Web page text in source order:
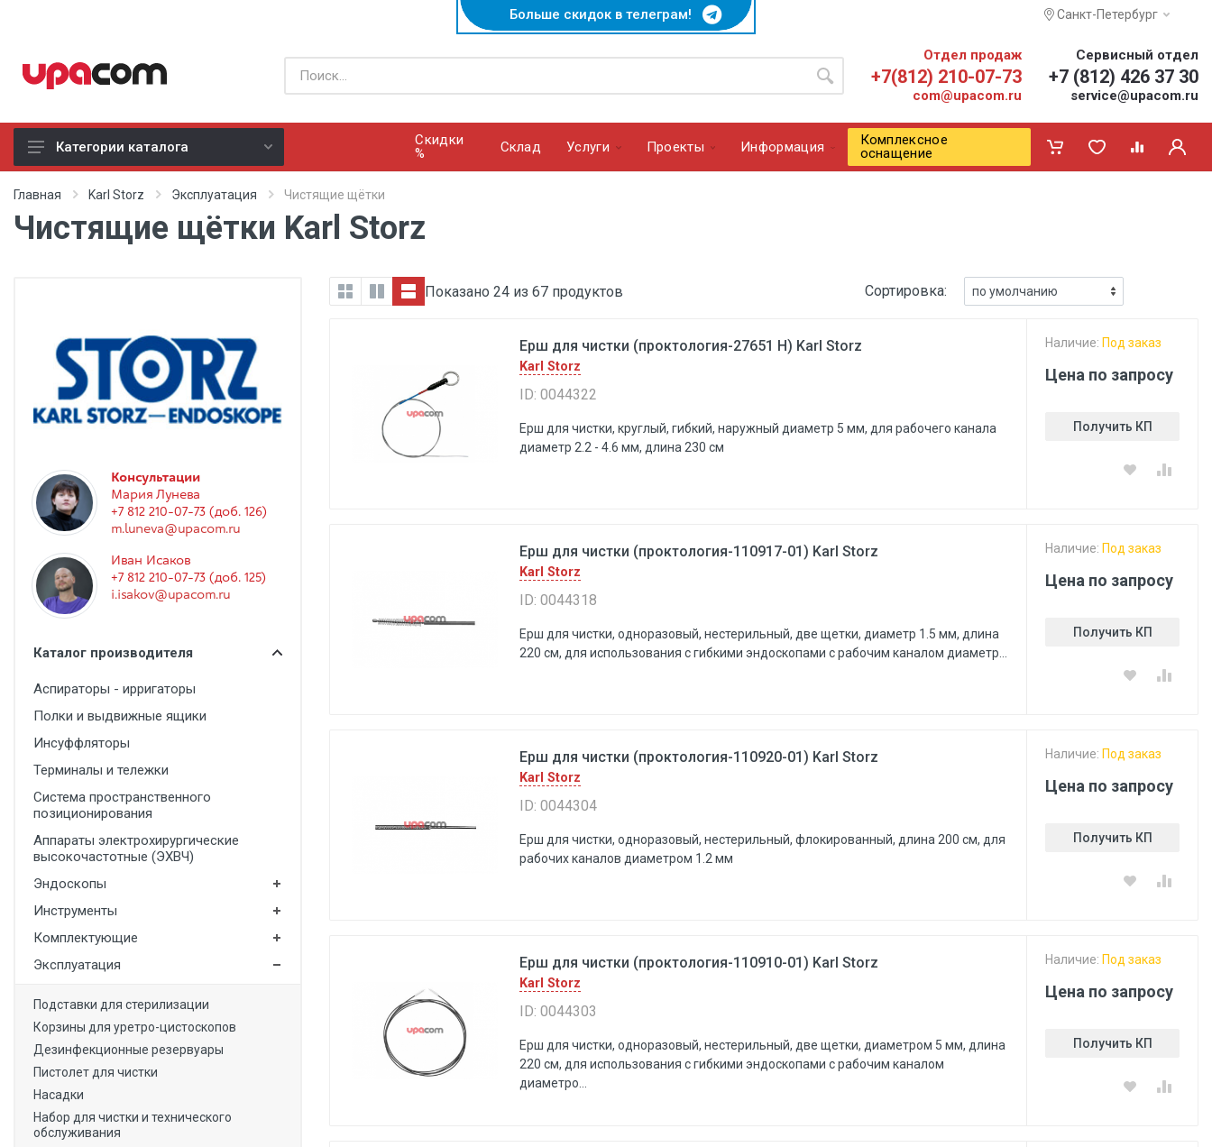
Больше скидок в телеграм! Санкт-Петербург
Отдел продаж
+7(812) 210-07-73
com@upacom.ru
Сервисный отдел
+7 (812) 426 37 30
service@upacom.ru
Б/У оборудование
Все производители
Неонатология
Хирургия
Гинекология
Функциональная диагностика
Офтальмология
Урология
Дезинфекция и стерилизация
Лучевая диагностика
Расходные материалы
Оториноларингология
Стоматологическое оборудование
Лабораторное оборудование
Оборудование для скорой помощи
Косметология
Категории каталога
Скидки
%
Cклад Услуги Проекты Информация
Комплексное
оснащение
Главная Karl Storz Эксплуатация Чистящие щётки
Чистящие щётки Karl Storz
Консультации
Мария Лунева
+7 812 210-07-73 (доб. 126)
m.luneva@upacom.ru
Иван Исаков
+7 812 210-07-73 (доб. 125)
i.isakov@upacom.ru
Каталог производителя
Аспираторы - ирригаторы
Полки и выдвижные ящики
Инсуффляторы
Терминалы и тележки
Система пространственного
позиционирования
Аппараты электрохирургические
высокочастотные (ЭХВЧ)
Эндоскопы
Инструменты
Комплектующие
Эксплуатация
Подставки для стерилизации
Корзины для уретро-цистоскопов
Дезинфекционные резервуары
Пистолет для чистки
Насадки
Набор для чистки и технического
обслуживания
Показано 24 из 67 продуктов Сортировка:
Ерш для чистки (проктология-27651 Н) Karl Storz
Karl Storz
ID: 0044322
Ерш для чистки, круглый, гибкий, наружный диаметр 5 мм, для рабочего канала
диаметр 2.2 - 4.6 мм, длина 230 см
Наличие: Под заказ
Цена по запросу
Получить КП
Ерш для чистки (проктология-110917-01) Karl Storz
Karl Storz
ID: 0044318
Ерш для чистки, одноразовый, нестерильный, две щетки, диаметр 1.5 мм, длина
220 см, для использования с гибкими эндоскопами с рабочим каналом диаметр...
Наличие: Под заказ
Цена по запросу
Получить КП
Ерш для чистки (проктология-110920-01) Karl Storz
Karl Storz
ID: 0044304
Ерш для чистки, одноразовый, нестерильный, флокированный, длина 200 см, для
рабочих каналов диаметром 1.2 мм
Наличие: Под заказ
Цена по запросу
Получить КП
Ерш для чистки (проктология-110910-01) Karl Storz
Karl Storz
ID: 0044303
Ерш для чистки, одноразовый, нестерильный, две щетки, диаметром 5 мм, длина
220 см, для использования с гибкими эндоскопами с рабочим каналом
диаметро...
Наличие: Под заказ
Цена по запросу
Получить КП